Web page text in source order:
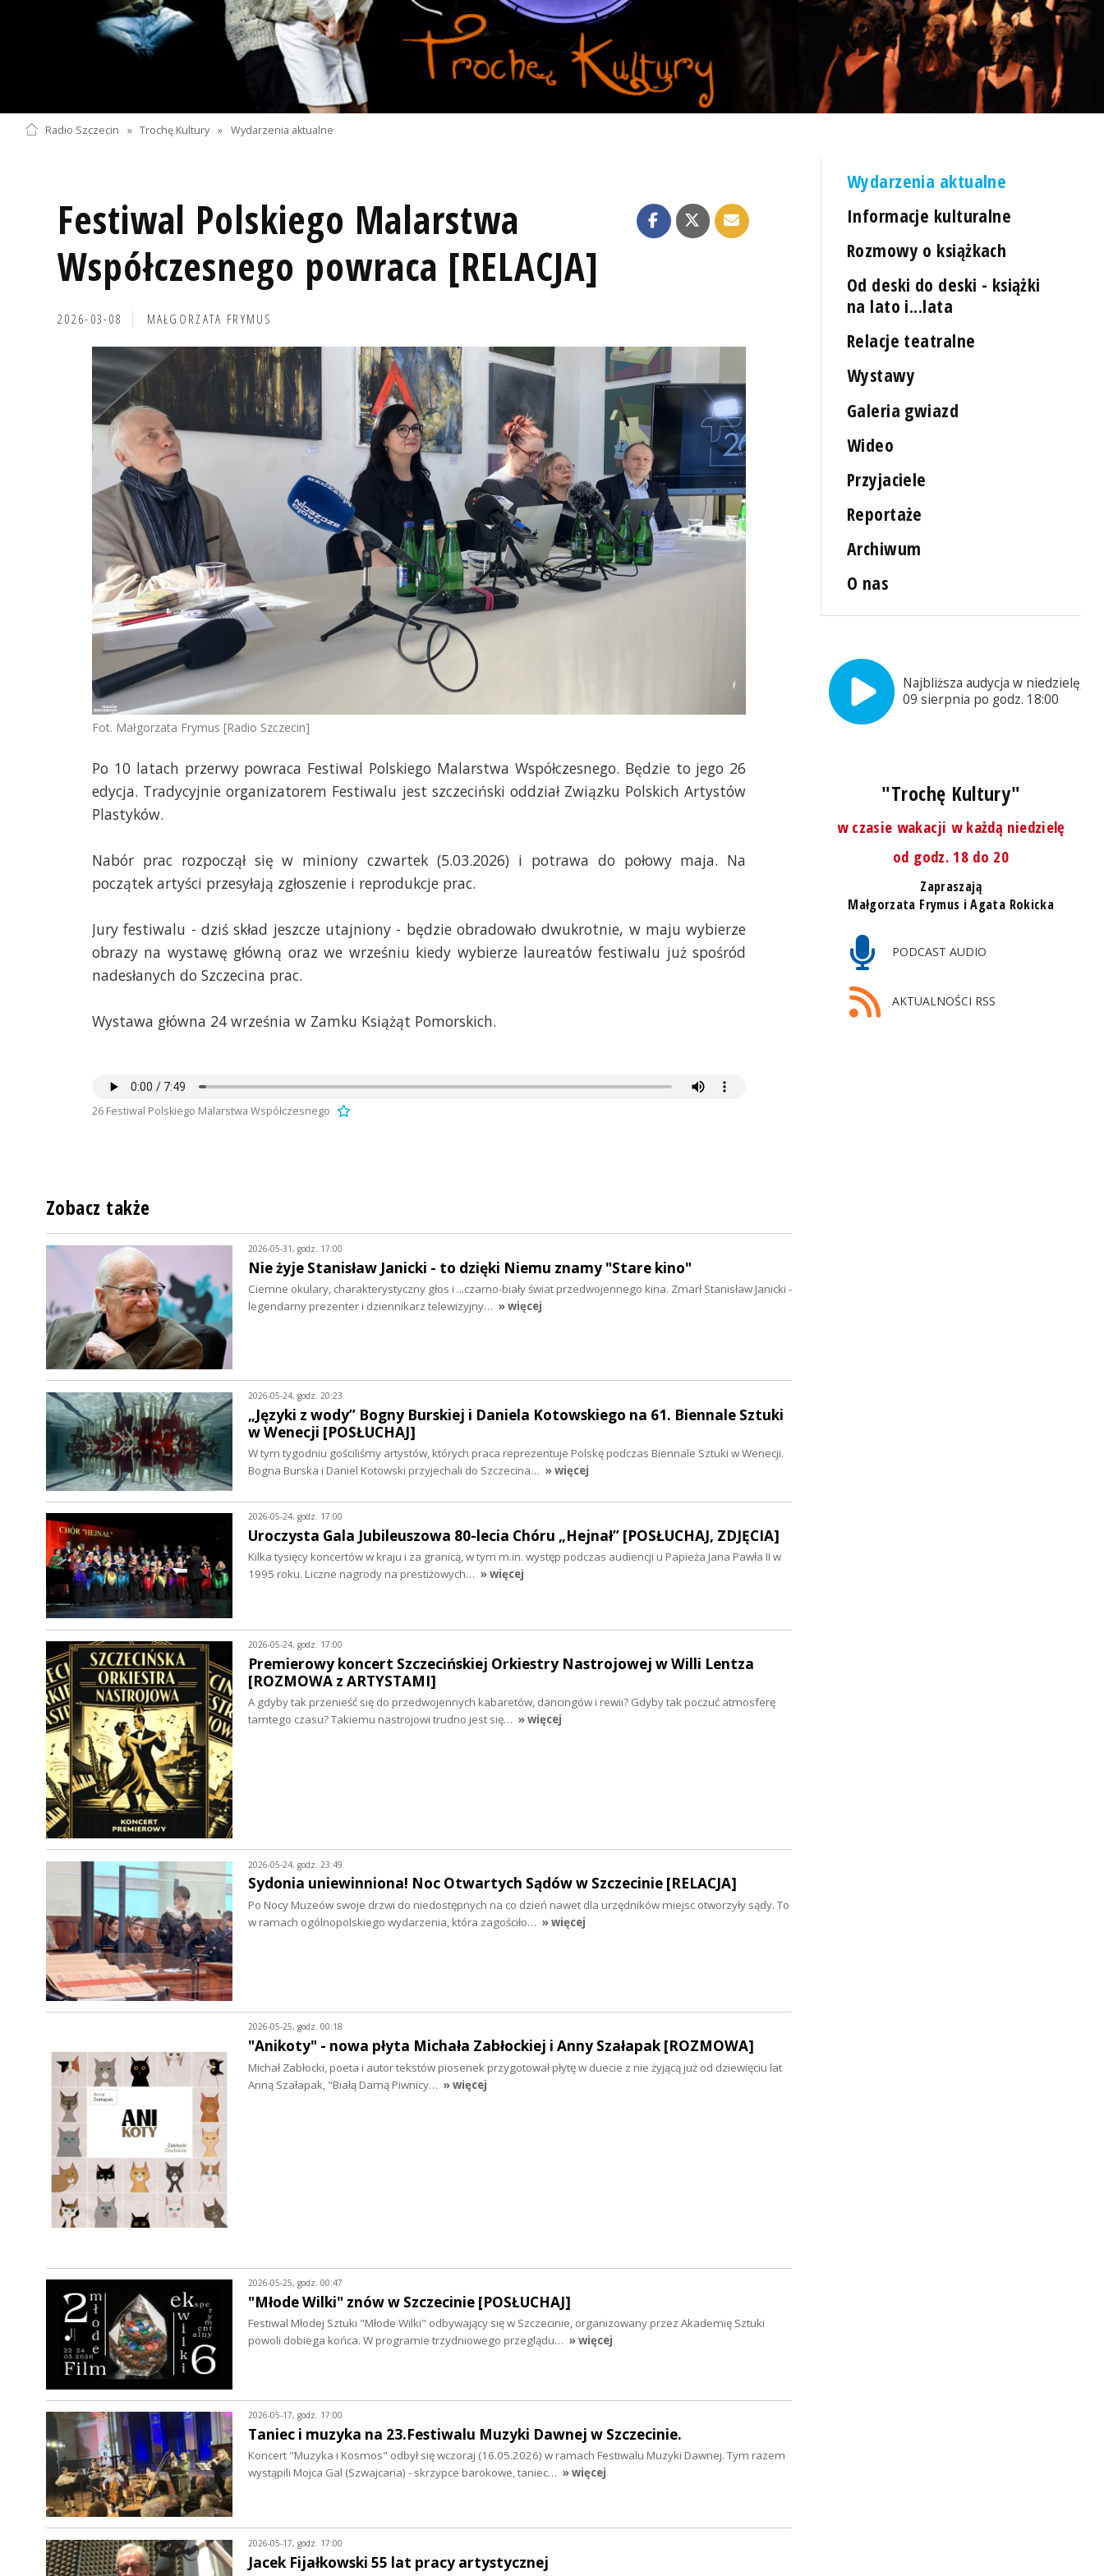
Radio Szczecin » Trochę Kultury » Wydarzenia aktualne
Festiwal Polskiego Malarstwa
Współczesnego powraca [RELACJA]
2026-03-08 MAŁGORZATA FRYMUS
Fot. Małgorzata Frymus [Radio Szczecin]
Po 10 latach przerwy powraca Festiwal Polskiego Malarstwa Współczesnego. Będzie to jego 26
edycja. Tradycyjnie organizatorem Festiwalu jest szczeciński oddział Związku Polskich Artystów
Plastyków.
Nabór prac rozpoczął się w miniony czwartek (5.03.2026) i potrawa do połowy maja. Na
początek artyści przesyłają zgłoszenie i reprodukcje prac.
Jury festiwalu - dziś skład jeszcze utajniony - będzie obradowało dwukrotnie, w maju wybierze
obrazy na wystawę główną oraz we wrześniu kiedy wybierze laureatów festiwalu już spośród
nadesłanych do Szczecina prac.
Wystawa główna 24 września w Zamku Książąt Pomorskich.
26 Festiwal Polskiego Malarstwa Współczesnego
Wydarzenia aktualne
Informacje kulturalne
Rozmowy o książkach
Od deski do deski - książki
na lato i...lata
Relacje teatralne
Wystawy
Galeria gwiazd
Wideo
Przyjaciele
Reportaże
Archiwum
O nas
Najbliższa audycja w niedzielę,
09 sierpnia po godz. 18:00
"Trochę Kultury"
w czasie wakacji w każdą niedzielę
od godz. 18 do 20
Zapraszają
Małgorzata Frymus i Agata Rokicka
PODCAST AUDIO
AKTUALNOŚCI RSS
Zobacz także
2026-05-31, godz. 17:00
Nie żyje Stanisław Janicki - to dzięki Niemu znamy "Stare kino"
Ciemne okulary, charakterystyczny głos i ...czarno-biały świat przedwojennego kina. Zmarł Stanisław Janicki -
legendarny prezenter i dziennikarz telewizyjny… » więcej
2026-05-24, godz. 20:23
„Języki z wody” Bogny Burskiej i Daniela Kotowskiego na 61. Biennale Sztuki
w Wenecji [POSŁUCHAJ]
W tym tygodniu gościliśmy artystów, których praca reprezentuje Polskę podczas Biennale Sztuki w Wenecji.
Bogna Burska i Daniel Kotowski przyjechali do Szczecina… » więcej
2026-05-24, godz. 17:00
Uroczysta Gala Jubileuszowa 80-lecia Chóru „Hejnał” [POSŁUCHAJ, ZDJĘCIA]
Kilka tysięcy koncertów w kraju i za granicą, w tym m.in. występ podczas audiencji u Papieża Jana Pawła II w
1995 roku. Liczne nagrody na prestiżowych… » więcej
2026-05-24, godz. 17:00
Premierowy koncert Szczecińskiej Orkiestry Nastrojowej w Willi Lentza
[ROZMOWA z ARTYSTAMI]
A gdyby tak przenieść się do przedwojennych kabaretów, dancingów i rewii? Gdyby tak poczuć atmosferę
tamtego czasu? Takiemu nastrojowi trudno jest się… » więcej
2026-05-24, godz. 23:49
Sydonia uniewinniona! Noc Otwartych Sądów w Szczecinie [RELACJA]
Po Nocy Muzeów swoje drzwi do niedostępnych na co dzień nawet dla urzędników miejsc otworzyły sądy. To
w ramach ogólnopolskiego wydarzenia, która zagościło… » więcej
2026-05-25, godz. 00:18
"Anikoty" - nowa płyta Michała Zabłockiej i Anny Szałapak [ROZMOWA]
Michał Zabłocki, poeta i autor tekstów piosenek przygotował płytę w duecie z nie żyjącą już od dziewięciu lat
Anną Szałapak, "Białą Damą Piwnicy… » więcej
2026-05-25, godz. 00:47
"Młode Wilki" znów w Szczecinie [POSŁUCHAJ]
Festiwal Młodej Sztuki "Młode Wilki" odbywający się w Szczecinie, organizowany przez Akademię Sztuki
powoli dobiega końca. W programie trzydniowego przeglądu… » więcej
2026-05-17, godz. 17:00
Taniec i muzyka na 23.Festiwalu Muzyki Dawnej w Szczecinie.
Koncert "Muzyka i Kosmos" odbył się wczoraj (16.05.2026) w ramach Festiwalu Muzyki Dawnej. Tym razem
wystąpili Mojca Gal (Szwajcaria) - skrzypce barokowe, taniec… » więcej
2026-05-17, godz. 17:00
Jacek Fijałkowski 55 lat pracy artystycznej